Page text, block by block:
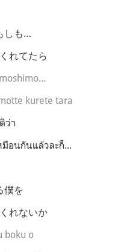
しも…
れてたら
kurete tara
ว่า
มือนกันแล้วละก็...
僕を
れないか
boku o